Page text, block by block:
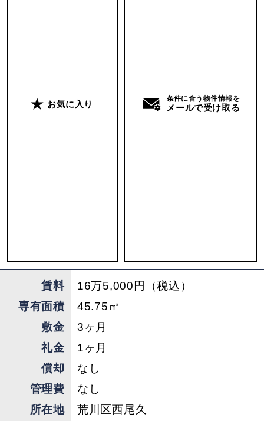
お気に入り
条件に合う物件情報を
メールで受け取る
賃料
16万5,000円（税込）
専有面積
45.75㎡
敷金
3ヶ月
礼金
1ヶ月
償却
なし
管理費
なし
所在地
荒川区西尾久